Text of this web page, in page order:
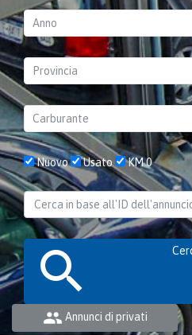
Nuovo Usato KM 0
Annunci di privati